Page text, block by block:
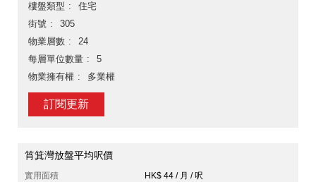
樓盤類型
住宅
街號
305
物業層數
24
每層單位數量
5
物業擁有權
多業權
訂閱更新
筲箕灣放盤平均呎價
實用面積
HK$ 44 / 月 / 呎